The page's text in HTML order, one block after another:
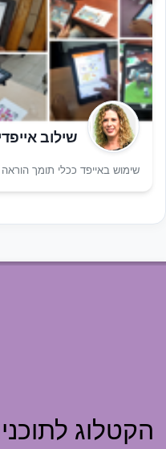
שילוב
שימוש באייפד ככלי תומך
הקטלוג